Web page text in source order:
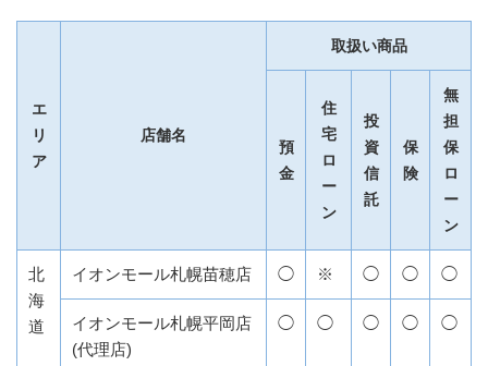
エ
リ
ア
店舗名
取扱い商品
預
金
住
宅
ロ
ー
ン
投
資
信
託
保
険
無
担
保
ロ
ー
ン
北
海
道
イオンモール札幌苗穂店 ◯ ※ ◯ ◯ ◯
イオンモール札幌平岡店
(代理店)
◯ ◯ ◯ ◯ ◯